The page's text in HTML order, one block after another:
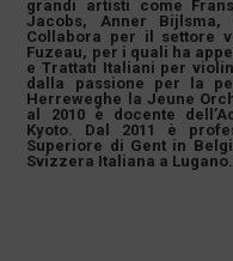
grandi artisti come
Jacobs, Anner Bijlsma,
Collabora per il settore
Fuzeau, per i quali ha
e Trattati Italiani per
dalla passione per la
Herreweghe la Jeune
al 2010 è docente
Kyoto. Dal 2011 è
Superiore di Gent in
Svizzera Italiana a Lugano.